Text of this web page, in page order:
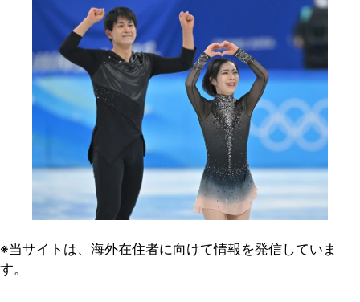
※当サイトは、海外在住者に向けて情報を発信していま
す。